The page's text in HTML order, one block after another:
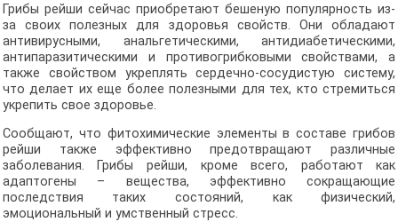
Грибы рейши сейчас приобретают бешеную популярность из-
за своих полезных для здоровья свойств. Они обладают
антивирусными, анальгетическими, антидиабетическими,
антипаразитическими и противогрибковыми свойствами, а
также свойством укреплять сердечно-сосудистую систему,
что делает их еще более полезными для тех, кто стремиться
укрепить свое здоровье.
Сообщают, что фитохимические элементы в составе грибов
рейши также эффективно предотвращают различные
заболевания. Грибы рейши, кроме всего, работают как
адаптогены – вещества, эффективно сокращающие
последствия таких состояний, как физический,
эмоциональный и умственный стресс.